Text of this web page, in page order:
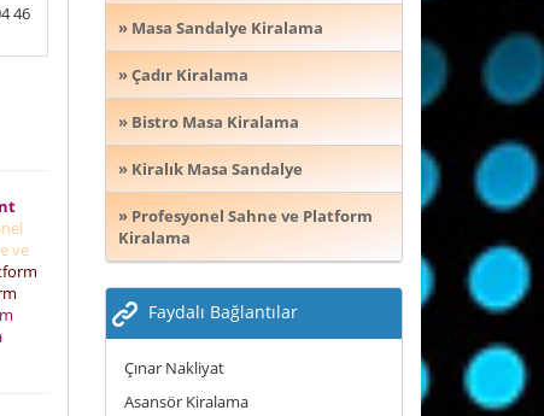
46
ve
» Masa Sandalye Kiralama
» Çadır Kiralama
» Bistro Masa Kiralama
» Kiralık Masa Sandalye
» Profesyonel Sahne ve Platform
Kiralama
Faydalı Bağlantılar
Çınar Nakliyat
Asansör Kiralama